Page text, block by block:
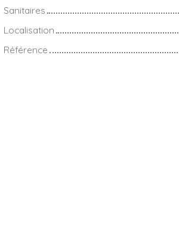
Sanitaires
Localisation
Référence